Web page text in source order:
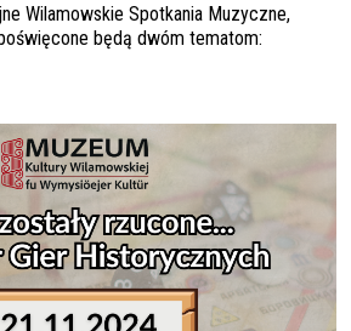
Wilamowskie Spotkania Muzyczne,
będą dwóm tematom: